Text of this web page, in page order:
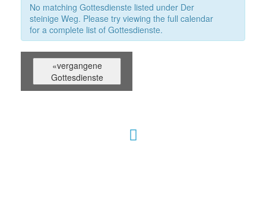
No matching Gottesdienste listed under Der
steinige Weg. Please try viewing the full calendar
for a complete list of Gottesdienste.
Gottesdienste
Navigation
«vergangene
Gottesdienste